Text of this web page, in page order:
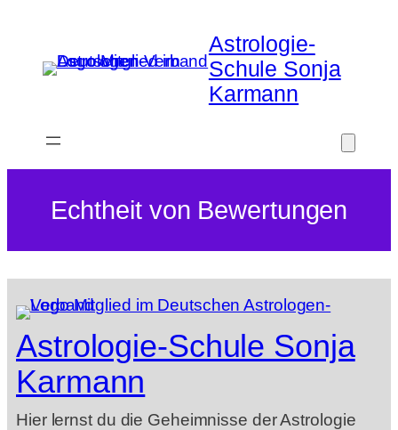
springen
Astrologie-
Schule Sonja
Karmann
Echtheit von Bewertungen
Astrologie-Schule Sonja
Karmann
Hier lernst du die Geheimnisse der Astrologie